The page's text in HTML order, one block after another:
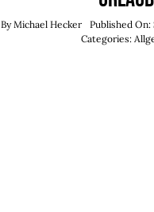
ByMichael Hecker
Published
Categories: